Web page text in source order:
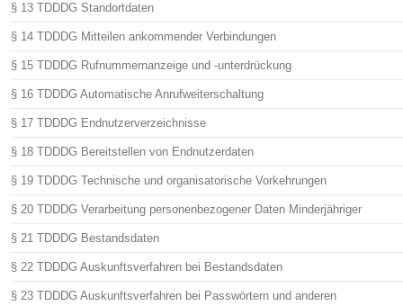
§ 13 TDDDG Standortdaten
§ 14 TDDDG Mitteilen ankommender Verbindungen
§ 15 TDDDG Rufnummernanzeige und -unterdrückung
§ 16 TDDDG Automatische Anrufweiterschaltung
§ 17 TDDDG Endnutzerverzeichnisse
§ 18 TDDDG Bereitstellen von Endnutzerdaten
§ 19 TDDDG Technische und organisatorische Vorkehrungen
§ 20 TDDDG Verarbeitung personenbezogener Daten Minderjähriger
§ 21 TDDDG Bestandsdaten
§ 22 TDDDG Auskunftsverfahren bei Bestandsdaten
§ 23 TDDDG Auskunftsverfahren bei Passwörtern und anderen